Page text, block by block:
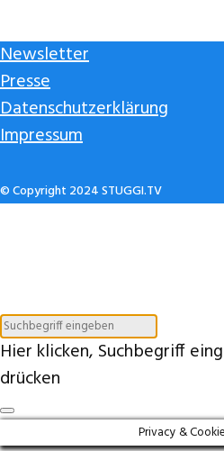
Newsletter
Presse
Datenschutzerklärung
Impressum
© Copyright 2024 STUGGI.TV
Hier klicken, Suchbegriff
drücken
Privacy &